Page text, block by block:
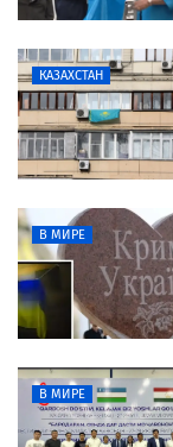
КАЗАХСТАН
В МИРЕ
В МИРЕ